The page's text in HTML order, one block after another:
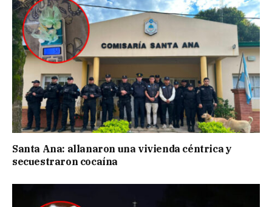
Santa Ana: allanaron una vivienda céntrica y
secuestraron cocaína